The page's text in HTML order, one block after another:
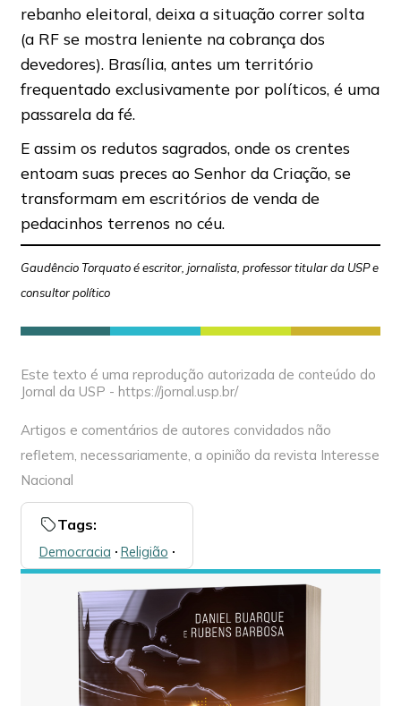
rebanho eleitoral, deixa a situação correr solta
(a RF se mostra leniente na cobrança dos
devedores). Brasília, antes um território
frequentado exclusivamente por políticos, é uma
passarela da fé.
E assim os redutos sagrados, onde os crentes
entoam suas preces ao Senhor da Criação, se
transformam em escritórios de venda de
pedacinhos terrenos no céu.
Gaudêncio Torquato é escritor, jornalista, professor titular da USP e
consultor político
Este texto é uma reprodução autorizada de conteúdo do
Jornal da USP - https://jornal.usp.br/
Artigos e comentários de autores convidados não
refletem, necessariamente, a opinião da revista Interesse
Nacional
Tags:
Democracia 🞌 Religião 🞌